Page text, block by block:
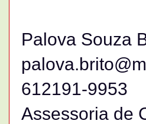
Palova Souza
612191-9953
Assessoria de